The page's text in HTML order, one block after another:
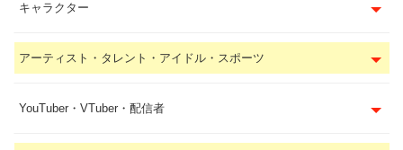
キャラクター
アーティスト・タレント・アイドル・スポーツ
YouTuber・VTuber・配信者